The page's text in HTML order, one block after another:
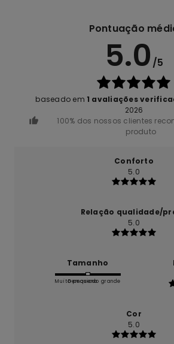
Pontuação
5.0 /5
baseado em 1 avaliações
2026
100% dos nossos clientes
produto
Conforto
5.0
Relação qualidade/
5.0
Tamanho
Muito pequeno
Demasiado grande
Cor
5.0